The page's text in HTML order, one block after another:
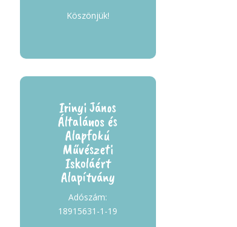
Köszönjük!
Irinyi János
Általános és
Alapfokú
Művészeti
Iskoláért
Alapítvány
Adószám:
18915631-1-19